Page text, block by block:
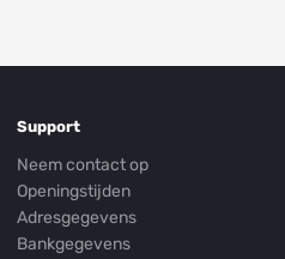
Support
Neem contact op
Openingstijden
Adresgegevens
Bankgegevens